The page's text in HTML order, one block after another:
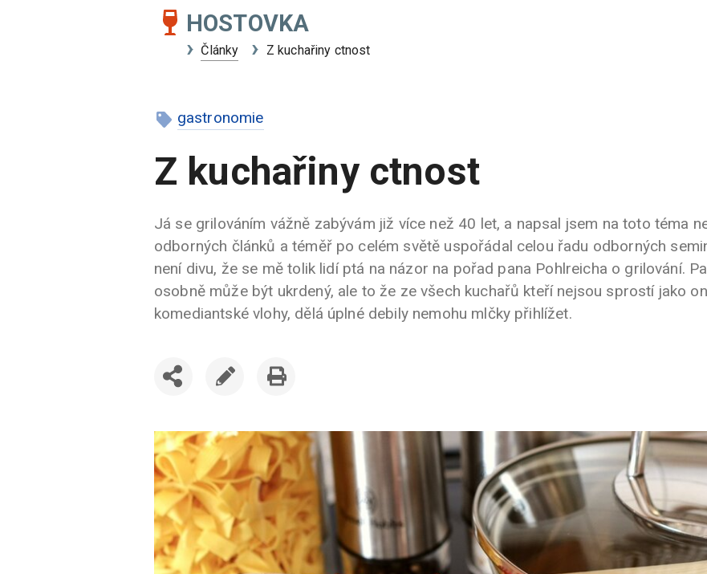
HOSTOVKA
Články Z kuchařiny ctnost
gastronomie
Z kuchařiny ctnost
Já se grilováním vážně zabývám již více než 40 let, a napsal jsem na toto téma
odborných článků a téměř po celém světě uspořádal celou řadu odborných
není divu, že se mě tolik lidí ptá na názor na pořad pana Pohlreicha o grilování.
osobně může být ukrdený, ale to že ze všech kuchařů kteří nejsou sprostí jako
komediantské vlohy, dělá úplné debily nemohu mlčky přihlížet.